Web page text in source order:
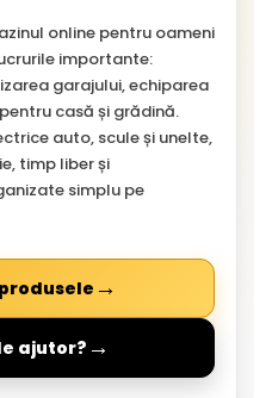
online pentru oameni
importante:
garajului, echiparea
casă și grădină.
auto, scule și unelte,
timp liber și
simplu pe
→
ajutor? →